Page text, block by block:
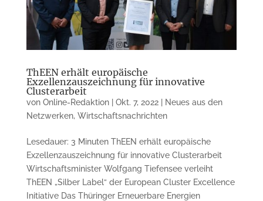
ThEEN erhält europäische
Exzellenzauszeichnung für innovative
Clusterarbeit
von Online-Redaktion| Okt. 7, 2022| Neues aus den
Netzwerken, Wirtschaftsnachrichten
Lesedauer: 3 Minuten ThEEN erhält europäische
Exzellenzauszeichnung für innovative Clusterarbeit
Wirtschaftsminister Wolfgang Tiefensee verleiht
ThEEN „Silber Label“ der European Cluster Excellence
Initiative Das Thüringer Erneuerbare Energien